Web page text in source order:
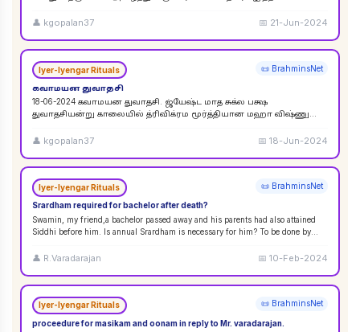
👤 kgopalan37 📅 21-Jun-2024
Iyer-Iyengar Rituals 📜 BrahminsNet
கவாமயன துவாதசி
18-06-2024 கவாமயன துவாதசி. ஜ்யேஷ்ட மாத சுக்ல பக்ஷ
துவாதசியன்று காலையில் த்ரிவிக்ரம மூர்த்தியான மஹா விஷ்ணு
👤 kgopalan37 📅18-Jun-2024
Iyer-Iyengar Rituals 📜 BrahminsNet
Srardham required for bachelor after death?
Swamin, my friend,a bachelor passed away and his parents had also attained
Siddhi before him. Is annual Srardham is necessary for him? To be done by
👤 R.Varadarajan 📅10-Feb-2024
Iyer-Iyengar Rituals 📜 BrahminsNet
proceedure for masikam and oonam in reply to Mr. varadarajan.